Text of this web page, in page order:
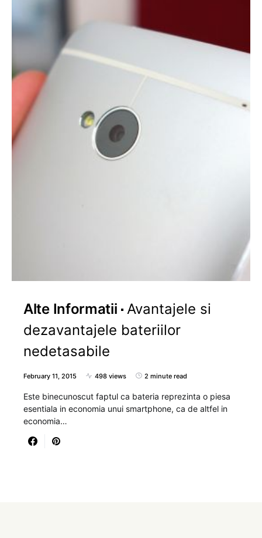
Alte Informatii Avantajele si
dezavantajele bateriilor
nedetasabile
February 11, 2015 498 views 2 minute read
Este binecunoscut faptul ca bateria reprezinta o piesa
esentiala in economia unui smartphone, ca de altfel in
economia…